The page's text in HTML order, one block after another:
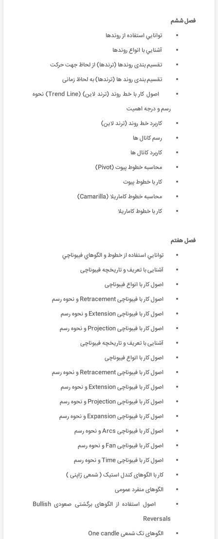
فصل ششم
توانايي استفاده از روندها
آشنايي با انواع روندها
تقسیم بندی روندها (ترندها) از لحاظ جهت حرکت
تقسیم بندی روند ها (ترندها) به لحاظ زمانی
اصول کار با خط روند (ترند لاین) (Trend Line) نحوه
رسم و درجه اهمیت
کاربرد خط روند (ترند لاین)
رسم کانال ها
کاربرد کانال ها
محاسبه خطوط پیوت (Pivot)
کار با خطوط پیوت
محاسبه خطوط کاماریلا (Camarilla)
کار با خطوط کاماریلا
فصل هفتم
توانايي استفاده از خطوط و الگوهاي فيبوناچي
آشنایی با تعریف و تاریخچه فیبوناچی
اصول کار با انواع فیبوناچی
اصول کار با فیبوناچی Retracement و نحوه رسم
اصول کار با فیبوناچی Extension و نحوه رسم
اصول کار با فیبوناچی Projection و نحوه رسم
آشنایی با تعریف و تاریخچه فیبوناچی
اصول کار با انواع فیبوناچی
اصول کار با فیبوناچی Retracement و نحوه رسم
اصول کار با فیبوناچی Extension و نحوه رسم
اصول کار با فیبوناچی Projection و نحوه رسم
اصول کار با فیبوناچی Expansion و نحوه رسم
اصول کار با فیبوناچی Arcs و نحوه رسم
اصول کار با فیبوناچی Fan و نحوه رسم
اصول کار با فیبوناچی Time و نحوه رسم
کار با الگوهای کندل استیک ( شمعی ژاپنی )
الگوهای منفرد عمومی
اصول استفاده از الگوهای برگشتی صعودی Bullish
Reversals
الگوهای تک شمعی One candle